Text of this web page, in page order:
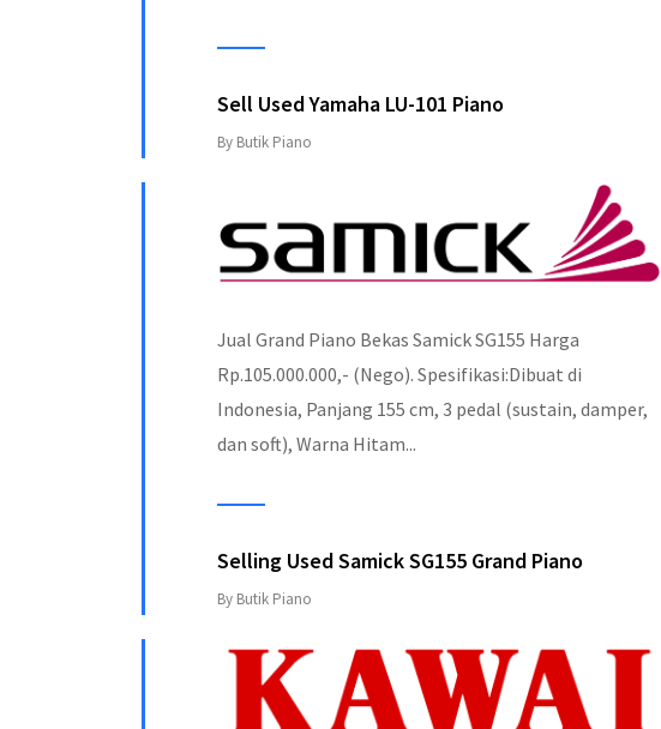
Sell Used Yamaha LU-101 Piano
By Butik Piano
Jual Grand Piano Bekas Samick SG155 Harga
Rp.105.000.000,- (Nego). Spesifikasi:Dibuat di
Indonesia, Panjang 155 cm, 3 pedal (sustain, damper,
dan soft), Warna Hitam...
Selling Used Samick SG155 Grand Piano
By Butik Piano